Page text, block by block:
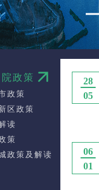
政策
政策
区政策
读
策
政策及解读
28
05
06
01